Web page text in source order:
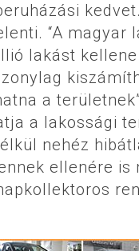
“A
lakást
a
a lakossági
nehéz
ellenére